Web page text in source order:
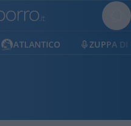
ATLANTICO ZUPPA DI